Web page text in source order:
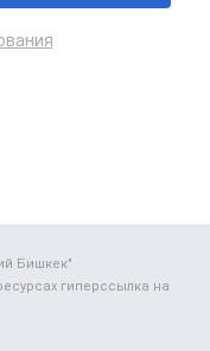
Бишкек"
гиперссылка на